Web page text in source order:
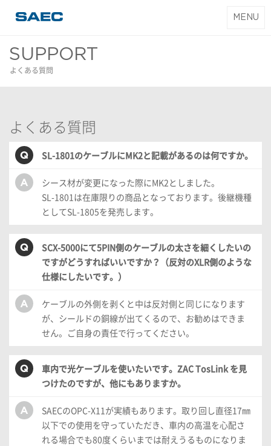
T
t
MENU
SUPPORT
よくある質問
よくある質問
SL-1801のケーブルにMK2と記載があるのは何ですか。
シース材が変更になった際にMK2としました。
SL-1801は在庫限りの商品となっております。後継機種
としてSL-1805を発売します。
SCX-5000にて5PIN側のケーブルの太さを細くしたいの
ですがどうすればいいですか？（反対のXLR側のような
仕様にしたいです。）
ケーブルの外側を剥くと中は反対側と同じになります
が、シールドの銅線が出てくるので、お勧めはできま
せん。ご自身の責任で行ってください。
車内で光ケーブルを使いたいです。ZAC TosLink を見
つけたのですが、他にもありますか。
SAECのOPC-X11が実績もあります。取り回し直径17㎜
以下での使用を守っていただき、車内の高温を心配さ
れる場合でも80度くらいまでは耐えうるものになりま